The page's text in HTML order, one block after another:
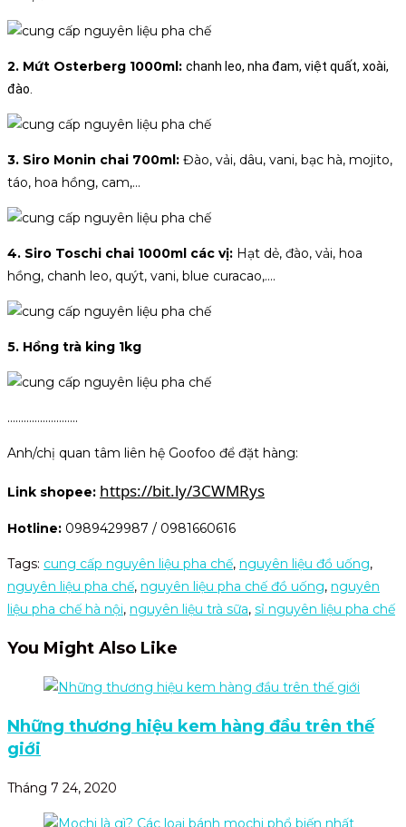
2. Mứt Osterberg 1000ml: chanh leo, nha đam, việt quất, xoài,
đào.
3. Siro Monin chai 700ml: Đào, vải, dâu, vani, bạc hà, mojito,
táo, hoa hồng, cam,…
4. Siro Toschi chai 1000ml các vị: Hạt dẻ, đào, vải, hoa
hồng, chanh leo, quýt, vani, blue curacao,….
5. Hồng trà king 1kg
……………………..
Anh/chị quan tâm liên hệ Goofoo để đặt hàng:
Link shopee: https://bit.ly/3CWMRys
Hotline: 0989429987 / 0981660616
Tags: cung cấp nguyên liệu pha chế, nguyên liệu đồ uống,
nguyên liệu pha chế, nguyên liệu pha chế đồ uống, nguyên
liệu pha chế hà nội, nguyên liệu trà sữa, sỉ nguyên liệu pha chế
You Might Also Like
Những thương hiệu kem hàng đầu trên thế
giới
Tháng 7 24, 2020